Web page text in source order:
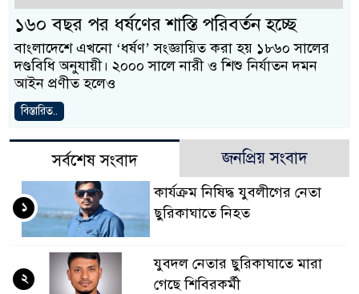
১৬০ বছর পর ধর্ষণের শাস্তি পরিবর্তন হচ্ছে
বাংলাদেশে এখনো ‘ধর্ষণ’ সংজ্ঞায়িত করা হয় ১৮৬০ সালের
দণ্ডবিধি অনুযায়ী। ২০০০ সালে নারী ও শিশু নির্যাতন দমন
আইন প্রণীত হলেও
বিস্তারিত..
সর্বশেষ সংবাদ জনপ্রিয় সংবাদ
কার্যক্রম নিষিদ্ধ যুবলীগের নেতা
ছুরিকাঘাতে নিহত
১
যুবদল নেতার ছুরিকাঘাতে মারা
গেছে শিবিরকর্মী
২